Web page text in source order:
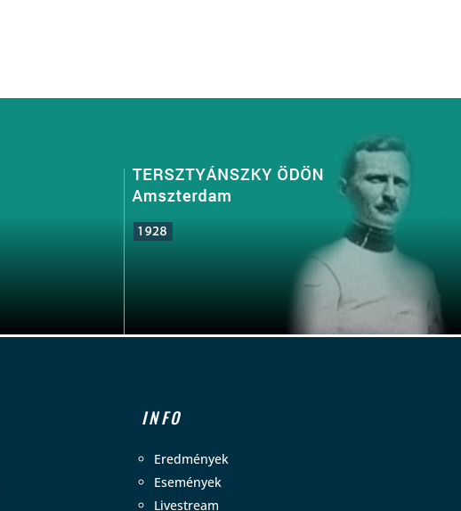
INFO
Eredmények
Események
Livestream